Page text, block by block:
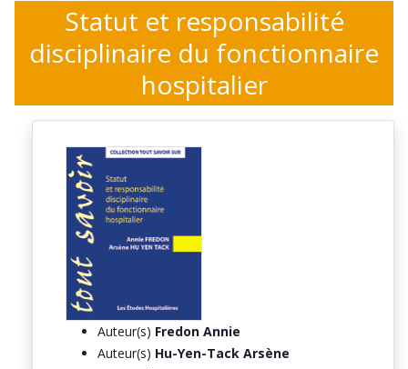
Statut et responsabilité
disciplinaire du fonctionnaire
hospitalier
Auteur(s) Fredon Annie
Auteur(s) Hu-Yen-Tack Arsène